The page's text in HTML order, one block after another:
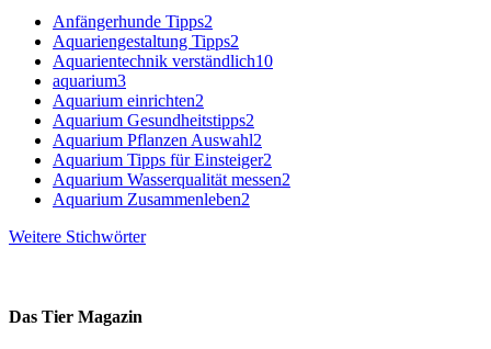
Anfängerhunde Tipps2
Aquariengestaltung Tipps2
Aquarientechnik verständlich10
aquarium3
Aquarium einrichten2
Aquarium Gesundheitstipps2
Aquarium Pflanzen Auswahl2
Aquarium Tipps für Einsteiger2
Aquarium Wasserqualität messen2
Aquarium Zusammenleben2
Weitere Stichwörter
Das Tier Magazin